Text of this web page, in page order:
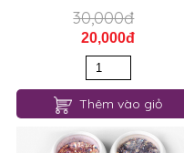
30,000đ
20,000đ
Thêm vào giỏ